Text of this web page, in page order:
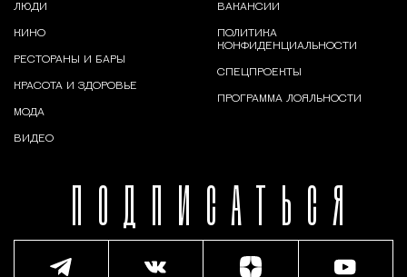
ПОДПИСАТЬСЯ
ЛЮДИ
КИНО
РЕСТОРАНЫ И БАРЫ
КРАСОТА И ЗДОРОВЬЕ
МОДА
ВИДЕО
ВАКАНСИИ
ПОЛИТИКА
КОНФИДЕНЦИАЛЬНОСТИ
СПЕЦПРОЕКТЫ
ПРОГРАММА ЛОЯЛЬНОСТИ